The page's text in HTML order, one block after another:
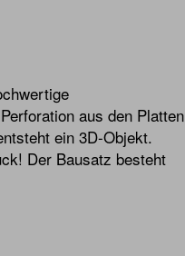
aus den Platten
ein 3D-Objekt.
Der Bausatz besteht